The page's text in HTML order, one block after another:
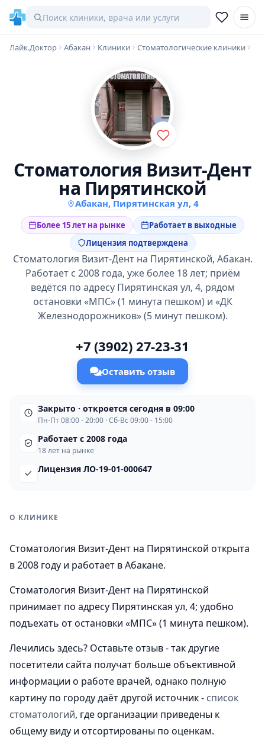
Лайк.Доктор Абакан Клиники Стоматологические клиники
Стоматология Визит-Дент
на Пирятинской
Абакан, Пирятинская ул, 4
Более 15 лет на рынке
Работает в выходные
Лицензия подтверждена
Стоматология Визит-Дент на Пирятинской, Абакан.
Работает с 2008 года, уже более 18 лет; приём
ведётся по адресу Пирятинская ул, 4, рядом
остановки «МПС» (1 минута пешком) и «ДК
Железнодорожников» (5 минут пешком).
+7 (3902) 27-23-31
Оставить отзыв
Закрыто · откроется сегодня в 09:00
Пн-Пт 08:00 - 20:00 · Сб-Вс 09:00 - 15:00
Работает с 2008 года
18 лет на рынке
Лицензия ЛО-19-01-000647
О КЛИНИКЕ
Стоматология Визит-Дент на Пирятинской открыта
в 2008 году и работает в Абакане.
Стоматология Визит-Дент на Пирятинской
принимает по адресу Пирятинская ул, 4; удобно
подъехать от остановки «МПС» (1 минута пешком).
Лечились здесь? Оставьте отзыв - так другие
посетители сайта получат больше объективной
информации о работе врачей, однако полную
картину по городу даёт другой источник - список
стоматологий, где организации приведены к
общему виду и отсортированы по оценкам.